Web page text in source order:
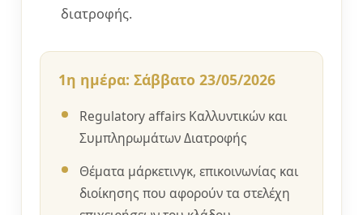
διατροφής.
1η ημέρα: Σάββατο 23/05/2026
Regulatory affairs Καλλυντικών και
Συμπληρωμάτων Διατροφής
Θέματα μάρκετινγκ, επικοινωνίας και
διοίκησης που αφορούν τα στελέχη